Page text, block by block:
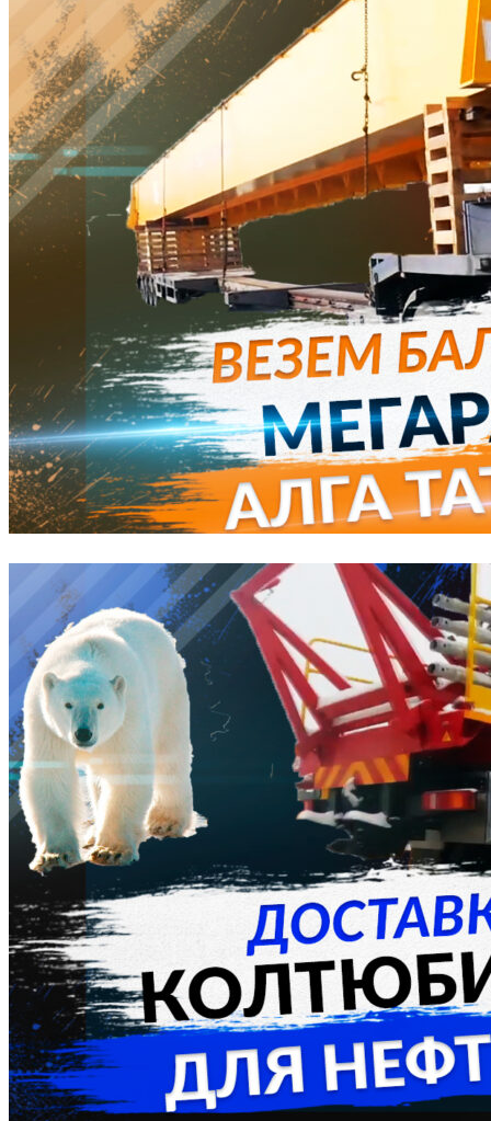
следствие к потере груза во время движения. Это приводит к
ДТП на дороге, жертвам и уничтожению груза.